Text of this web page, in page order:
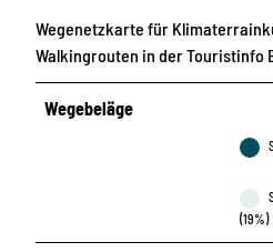
Wegenetzkarte für
Walkingrouten in der Touristinfo
Wegebeläge
(19%)